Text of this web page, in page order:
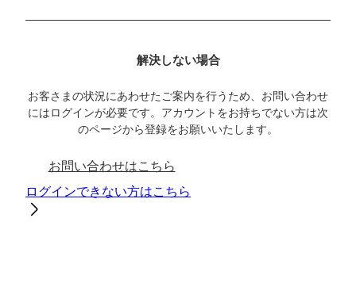
解決しない場合
お客さまの状況にあわせたご案内を行うため、お問い合わせ
にはログインが必要です。アカウントをお持ちでない方は次
のページから登録をお願いいたします。
お問い合わせはこちら
ログインできない方はこちら